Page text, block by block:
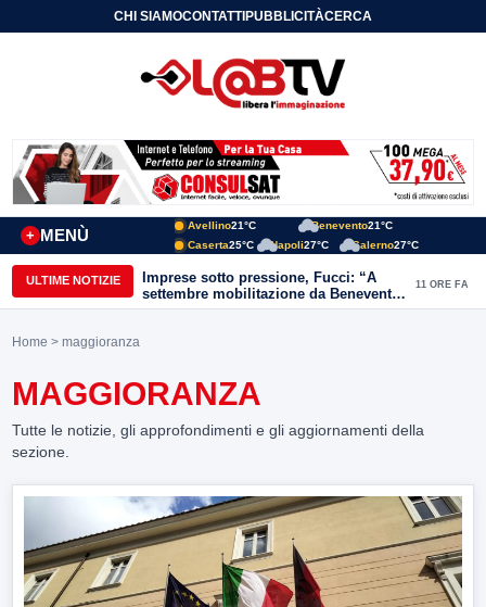
CHI SIAMOCONTATTIPUBBLICITÀCERCA
MENÙ
+
Avellino21°C Benevento21°C
Caserta25°C Napoli27°C Salerno27°C
ULTIME NOTIZIE
Imprese sotto pressione, Fucci: “A
settembre mobilitazione da Benevento
e Avellino”
11 ORE FA
Home > maggioranza
MAGGIORANZA
Tutte le notizie, gli approfondimenti e gli aggiornamenti della
sezione.